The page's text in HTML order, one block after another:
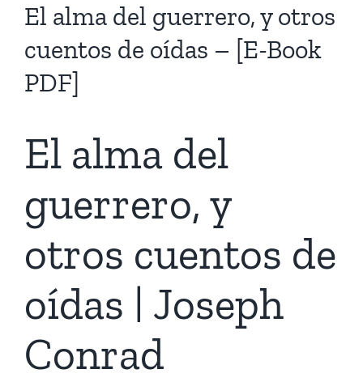
El alma del guerrero, y otros
cuentos de oídas – [E-Book
PDF]
El alma del
guerrero, y
otros cuentos de
oídas | Joseph
Conrad